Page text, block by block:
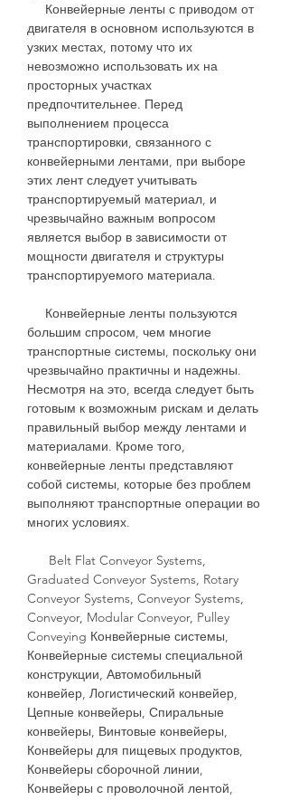
Конвейерные ленты с приводом от
двигателя в основном используются в
узких местах, потому что их
невозможно использовать их на
просторных участках
предпочтительнее. Перед
выполнением процесса
транспортировки, связанного с
конвейерными лентами, при выборе
этих лент следует учитывать
транспортируемый материал, и
чрезвычайно важным вопросом
является выбор в зависимости от
мощности двигателя и структуры
транспортируемого материала.
Конвейерные ленты пользуются
большим спросом, чем многие
транспортные системы, поскольку они
чрезвычайно практичны и надежны.
Несмотря на это, всегда следует быть
готовым к возможным рискам и делать
правильный выбор между лентами и
материалами. Кроме того,
конвейерные ленты представляют
собой системы, которые без проблем
выполняют транспортные операции во
многих условиях.
Belt Flat Conveyor Systems,
Graduated Conveyor Systems, Rotary
Conveyor Systems, Conveyor Systems,
Conveyor, Modular Conveyor, Pulley
Conveying Конвейерные системы,
Конвейерные системы специальной
конструкции, Автомобильный
конвейер, Логистический конвейер,
Цепные конвейеры, Спиральные
конвейеры, Винтовые конвейеры,
Конвейеры для пищевых продуктов,
Конвейеры сборочной линии,
Конвейеры с проволочной лентой,